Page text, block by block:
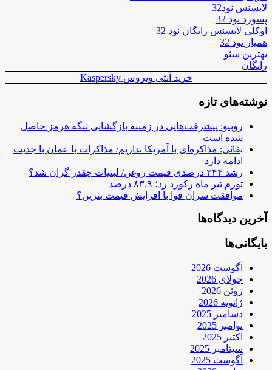
لایسنس نود32
پسورد نود 32
اوکلی لایسنس رایگان نود 32
همیار نود 32
بهترین سئو
رایگان
خرید آنتی ویروس Kaspersky
نوشته‌های تازه
روبیو: پیشرفت‌هایی در زمینه بازگشایی تنگه هرمز حاصل
شده است
بقائی: مذاکره‌ای با آمریکا نداریم/ مذاکرات با عمان با جدیت
ادامه دارد
رشد ۳۴۴ درصدی قیمت روغن/ لبنیات چقدر گران شد؟
تورم تیر ماه رکورد زد؛ ۸۳.۹ درصد
موافقت سران قوا با افزایش قیمت بنزین؟
آخرین دیدگاه‌ها
بایگانی‌ها
آگوست 2026
جولای 2026
ژوئن 2026
ژانویه 2026
دسامبر 2025
نوامبر 2025
اکتبر 2025
سپتامبر 2025
آگوست 2025